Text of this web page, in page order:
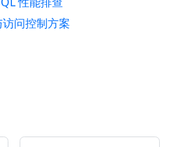
问控制方案